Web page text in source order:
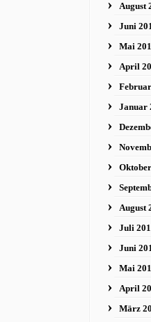
August
Juni
Mai
April
Januar
August
Juli
Juni
Mai
April
März